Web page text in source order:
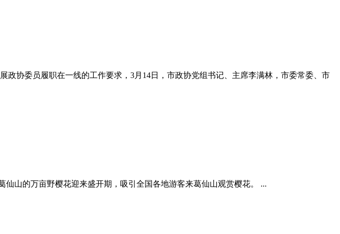
政协委员履职在一线的工作要求，3月14日，市政协党组书记、主席李满林，市委常委、市
山的万亩野樱花迎来盛开期，吸引全国各地游客来葛仙山观赏樱花。 ...